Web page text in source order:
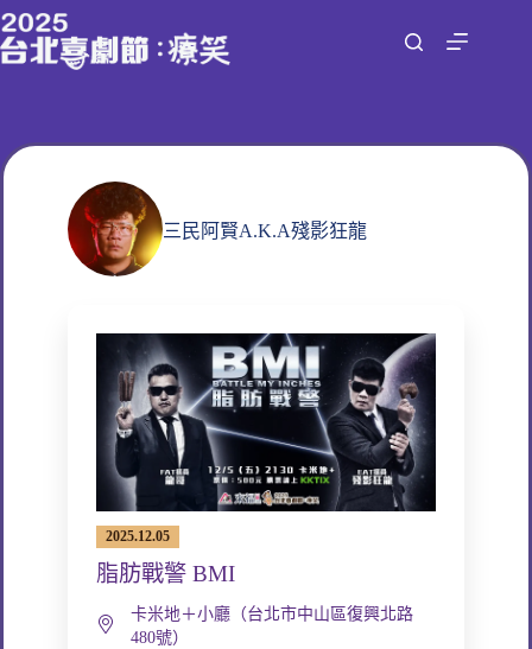
跳
至
容
三民阿賢A.K.A殘影狂龍
2025.12.05
脂肪戰警 BMI
卡米地＋小廳（台北市中山區復興北路
480號）